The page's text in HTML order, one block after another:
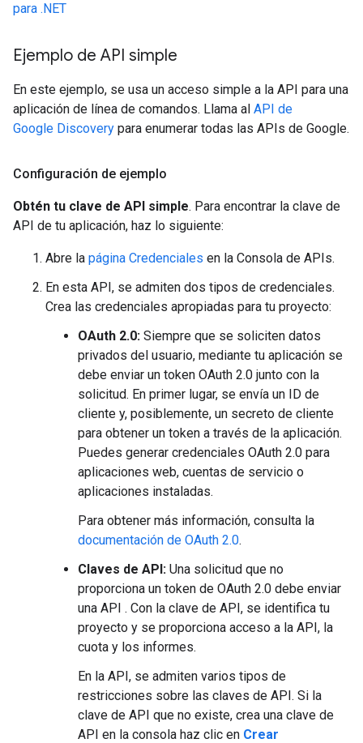
para .NET
Ejemplo de API simple
En este ejemplo, se usa un acceso simple a la API para una
aplicación de línea de comandos. Llama al API de
Google Discovery para enumerar todas las APIs de Google.
Configuración de ejemplo
Obtén tu clave de API simple. Para encontrar la clave de
API de tu aplicación, haz lo siguiente:
Abre la página Credenciales en la Consola de APIs.
En esta API, se admiten dos tipos de credenciales.
Crea las credenciales apropiadas para tu proyecto:
OAuth 2.0: Siempre que se soliciten datos
privados del usuario, mediante tu aplicación se
debe enviar un token OAuth 2.0 junto con la
solicitud. En primer lugar, se envía un ID de
cliente y, posiblemente, un secreto de cliente
para obtener un token a través de la aplicación.
Puedes generar credenciales OAuth 2.0 para
aplicaciones web, cuentas de servicio o
aplicaciones instaladas.
Para obtener más información, consulta la
documentación de OAuth 2.0.
Claves de API: Una solicitud que no
proporciona un token de OAuth 2.0 debe enviar
una API . Con la clave de API, se identifica tu
proyecto y se proporciona acceso a la API, la
cuota y los informes.
En la API, se admiten varios tipos de
restricciones sobre las claves de API. Si la
clave de API que no existe, crea una clave de
API en la consola haz clic en Crear